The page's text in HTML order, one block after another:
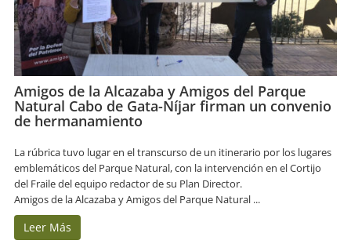
Amigos de la Alcazaba y Amigos del Parque
Natural Cabo de Gata-Níjar firman un convenio
de hermanamiento
La rúbrica tuvo lugar en el transcurso de un itinerario por los lugares
emblemáticos del Parque Natural, con la intervención en el Cortijo
del Fraile del equipo redactor de su Plan Director.
Amigos de la Alcazaba y Amigos del Parque Natural ...
Leer Más